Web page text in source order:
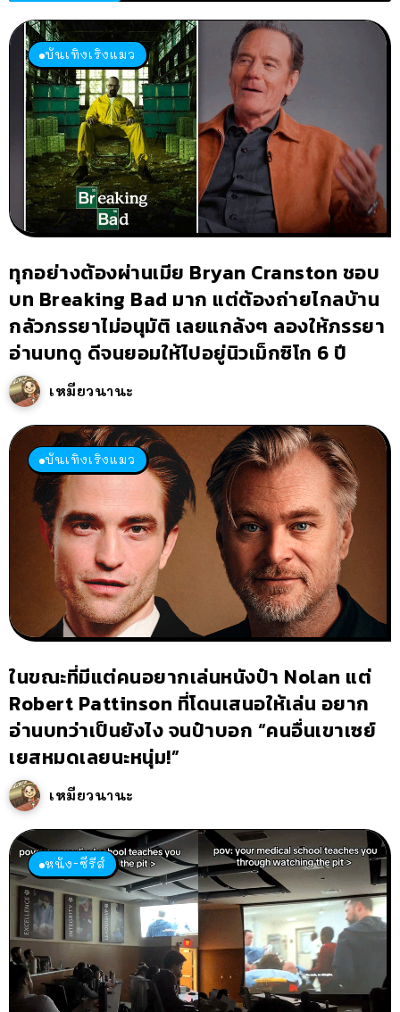
บันเทิงเริงแมว
ทุกอย่างต้องผ่านเมีย Bryan Cranston ชอบ
บท Breaking Bad มาก แต่ต้องถ่ายไกลบ้าน
กลัวภรรยาไม่อนุมัติ เลยแกล้งๆ ลองให้ภรรยา
อ่านบทดู ดีจนยอมให้ไปอยู่นิวเม็กซิโก 6 ปี
เหมียวนานะ
บันเทิงเริงแมว
ในขณะที่มีแต่คนอยากเล่นหนังป๋า Nolan แต่
Robert Pattinson ที่โดนเสนอให้เล่น อยาก
อ่านบทว่าเป็นยังไง จนป๋าบอก “คนอื่นเขาเซย์
เยสหมดเลยนะหนุ่ม!”
เหมียวนานะ
หนัง-ซีรีส์